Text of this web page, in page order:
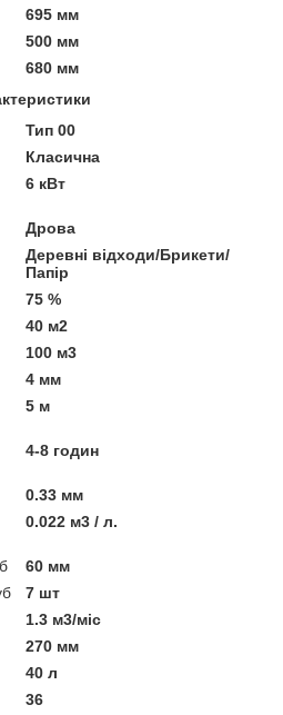
695 мм
500 мм
680 мм
Тип 00
Класична
6 кВт
Дрова
Деревні відходи/Брикети/
Папір
75 %
40 м2
100 м3
4 мм
5 м
4-8 годин
0.33 мм
0.022 м3 / л.
60 мм
7 шт
1.3 м3/міс
270 мм
40 л
36